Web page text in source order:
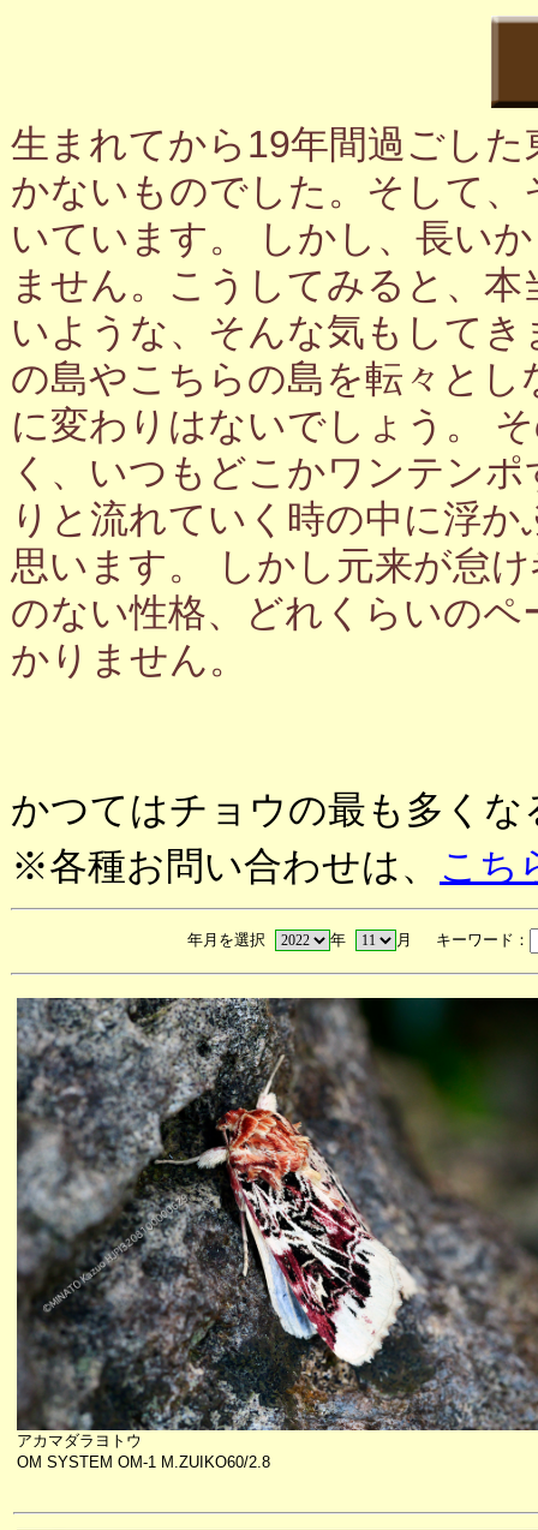
生まれてから19年間過ごし
かないものでした。そして
いています。 しかし、長い
ません。こうしてみると、
いような、そんな気もして
の島やこちらの島を転々と
に変わりはないでしょう。
く、いつもどこかワンテン
りと流れていく時の中に浮
思います。 しかし元来が怠
のない性格、どれくらいの
かりません。
かつてはチョウの最も多く
※各種お問い合わせは、 こち
年月を選択 年 月 キーワード：
アカマダラヨトウ
OM SYSTEM OM-1 M.ZUIKO60/2.8